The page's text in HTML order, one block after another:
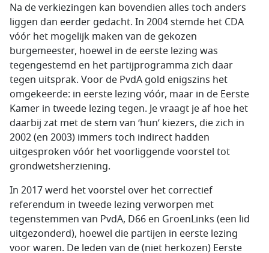
Na de verkiezingen kan bovendien alles toch anders
liggen dan eerder gedacht. In 2004 stemde het CDA
vóór het mogelijk maken van de gekozen
burgemeester, hoewel in de eerste lezing was
tegengestemd en het partijprogramma zich daar
tegen uitsprak. Voor de PvdA gold enigszins het
omgekeerde: in eerste lezing vóór, maar in de Eerste
Kamer in tweede lezing tegen. Je vraagt je af hoe het
daarbij zat met de stem van ‘hun’ kiezers, die zich in
2002 (en 2003) immers toch indirect hadden
uitgesproken vóór het voorliggende voorstel tot
grondwetsherziening.
In 2017 werd het voorstel over het correctief
referendum in tweede lezing verworpen met
tegenstemmen van PvdA, D66 en GroenLinks (een lid
uitgezonderd), hoewel die partijen in eerste lezing
voor waren. De leden van de (niet herkozen) Eerste